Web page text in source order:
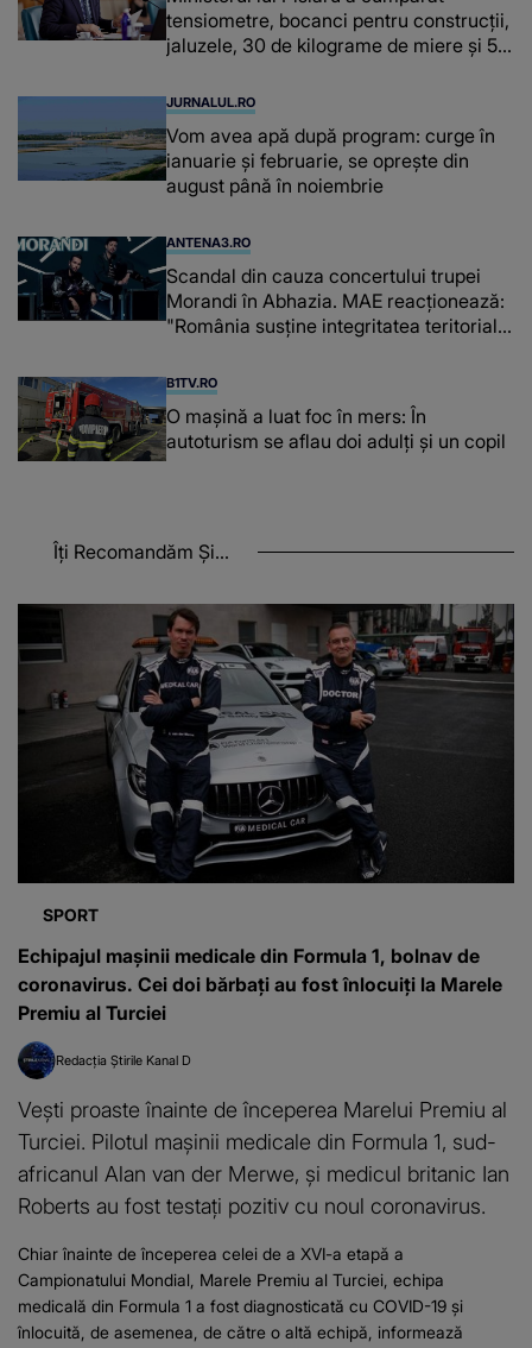
tensiometre, bocanci pentru construcții,
jaluzele, 30 de kilograme de miere și 50
JURNALUL.RO
Vom avea apă după program: curge în
ianuarie și februarie, se oprește din
august până în noiembrie
ANTENA3.RO
Scandal din cauza concertului trupei
Morandi în Abhazia. MAE reacționează:
"România susține integritatea teritorială
B1TV.RO
O maşină a luat foc în mers: În
autoturism se aflau doi adulți și un copil
Îți Recomandăm Și...
SPORT
Echipajul maşinii medicale din Formula 1, bolnav de
coronavirus. Cei doi bărbați au fost înlocuiți la Marele
Premiu al Turciei
Redacția Știrile Kanal D
Vești proaste înainte de începerea Marelui Premiu al
Turciei. Pilotul maşinii medicale din Formula 1, sud-
africanul Alan van der Merwe, şi medicul britanic Ian
Roberts au fost testaţi pozitiv cu noul coronavirus.
Chiar înainte de începerea celei de a XVI-a etapă a
Campionatului Mondial, Marele Premiu al Turciei, echipa
medicală din Formula 1 a fost diagnosticată cu COVID-19 şi
înlocuită, de asemenea, de către o altă echipă, informează